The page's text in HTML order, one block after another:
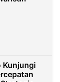
Kunjungi